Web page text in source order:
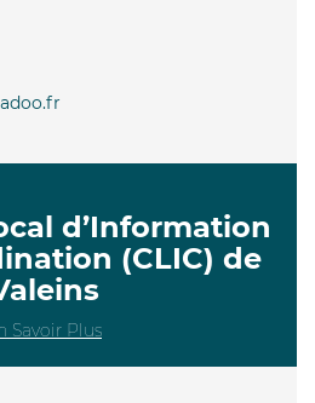
d’Information
(CLIC) de
Savoir Plus